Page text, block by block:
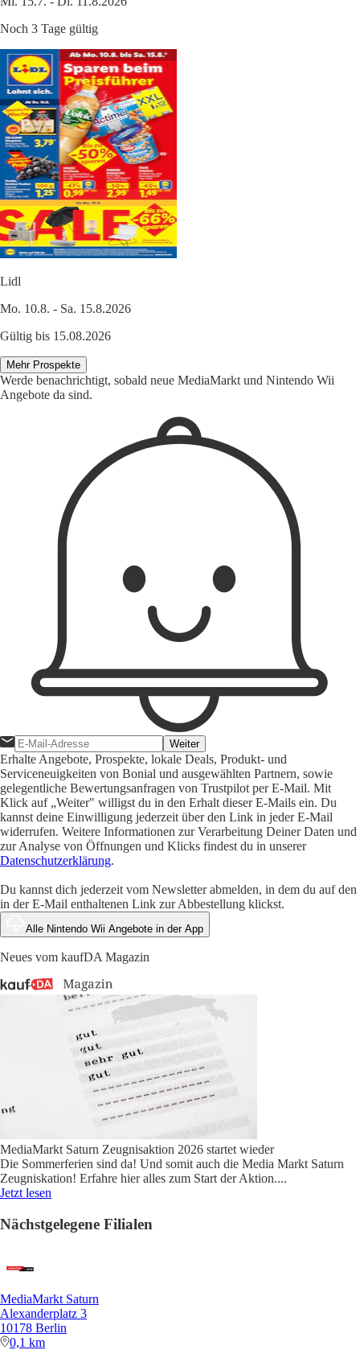
Noch 3 Tage gültig
Lidl
Mo. 10.8. - Sa. 15.8.2026
Gültig bis 15.08.2026
Mehr Prospekte
Werde benachrichtigt, sobald neue MediaMarkt und Nintendo Wii
Angebote da sind.
Weiter
Erhalte Angebote, Prospekte, lokale Deals, Produkt- und
Serviceneuigkeiten von Bonial und ausgewählten Partnern, sowie
gelegentliche Bewertungsanfragen von Trustpilot per E-Mail. Mit
Klick auf „Weiter" willigst du in den Erhalt dieser E-Mails ein. Du
kannst deine Einwilligung jederzeit über den Link in jeder E-Mail
widerrufen. Weitere Informationen zur Verarbeitung Deiner Daten und
zur Analyse von Öffnungen und Klicks findest du in unserer
Datenschutzerklärung.
Du kannst dich jederzeit vom Newsletter abmelden, in dem du auf den
in der E-Mail enthaltenen Link zur Abbestellung klickst.
Alle Nintendo Wii Angebote in der App
Neues vom kaufDA Magazin
MediaMarkt Saturn Zeugnisaktion 2026 startet wieder
Die Sommerferien sind da! Und somit auch die Media Markt Saturn
Zeugniskation! Erfahre hier alles zum Start der Aktion....
Jetzt lesen
Nächstgelegene Filialen
MediaMarkt Saturn
Alexanderplatz 3
10178 Berlin
0,1 km